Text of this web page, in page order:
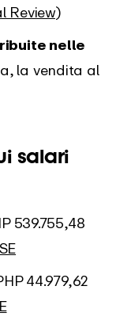
Review)
nelle
la vendita al
salari
539.755,48
44.979,62